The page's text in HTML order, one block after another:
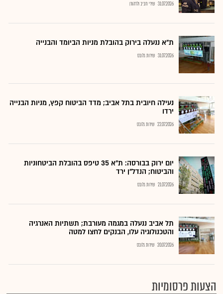
31.07.2026 שירי חביב ולדהורן
ת"א ננעלה בירוק בהובלת מניות הביומד והבנייה
31.07.2026 שירות גלובס
נעילה חיובית בתל אביב; מדד הביטוח קפץ, מניות הבנייה
ירדו
22.07.2026 שירות גלובס
יום ירוק בבורסה: ת"א 35 טיפס בהובלת הביטחוניות
והביטוח; הנדל"ן ירד
21.07.2026 שירות גלובס
תל אביב ננעלה במגמה מעורבת; תשתיות האנרגיה
והטכנולוגיה עלו, הבנקים לחצו למטה
20.07.2026 שירות גלובס
הצעות פרסומיות